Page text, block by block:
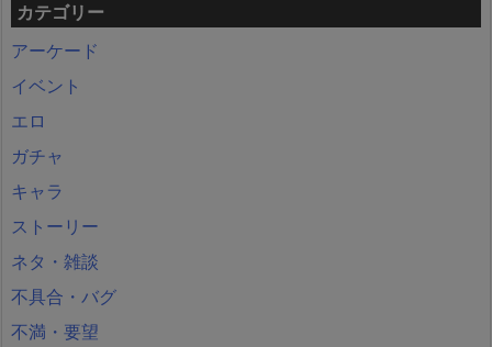
カテゴリー
アーケード
イベント
エロ
ガチャ
キャラ
ストーリー
ネタ・雑談
不具合・バグ
不満・要望